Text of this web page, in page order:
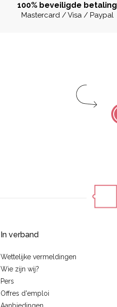
100% beveiligde betaling
Mastercard / Visa / Paypal
In verband
Wettelijke vermeldingen
Wie zijn wij?
Pers
Offres d'emploi
Aanbiedingen